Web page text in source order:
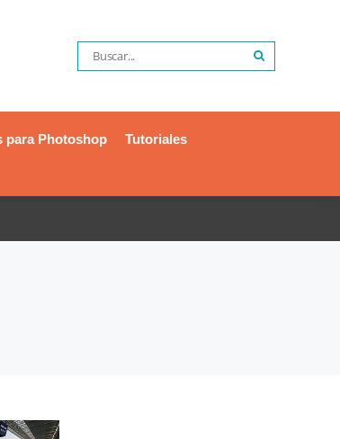
para Photoshop
Tutoriales